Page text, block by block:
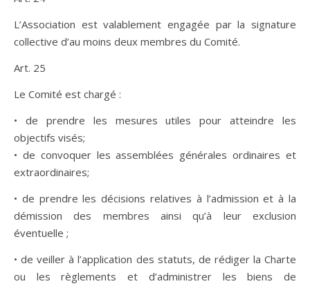
L’Association est valablement engagée par la signature
collective d’au moins deux membres du Comité.
Art. 25
Le Comité est chargé :
• de prendre les mesures utiles pour atteindre les
objectifs visés;
• de convoquer les assemblées générales ordinaires et
extraordinaires;
• de prendre les décisions relatives à l’admission et à la
démission des membres ainsi qu’à leur exclusion
éventuelle ;
• de veiller à l’application des statuts, de rédiger la Charte
ou les règlements et d’administrer les biens de